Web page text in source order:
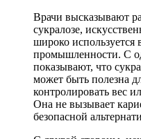
Врачи высказывают
сукралозе,
широко используется
промышленности. С
показывают, что
может быть полезна
контролировать вес
Она не вызывает
безопасной